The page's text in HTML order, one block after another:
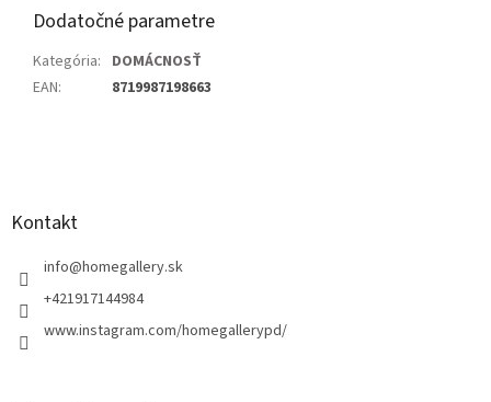
Dodatočné parametre
Kategória: DOMÁCNOSŤ
EAN: 8719987198663
Kontakt
info@homegallery.sk
+421917144984
www.instagram.com/homegallerypd/